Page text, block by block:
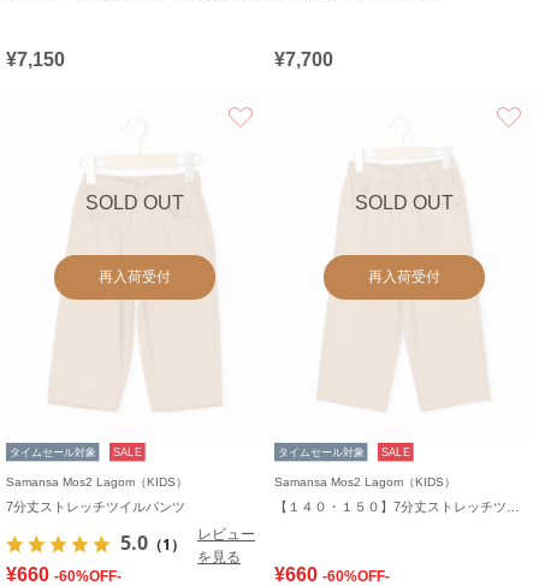
¥7,150 ¥7,700
SOLD OUT
再入荷受付
タイムセール対象 SALE
Samansa Mos2 Lagom（KIDS）
7分丈ストレッチツイルパンツ
5.0 （1）
レビュー
を見る
¥660 -60%OFF-
SOLD OUT
再入荷受付
タイムセール対象 SALE
Samansa Mos2 Lagom（KIDS）
¥660 -60%OFF-